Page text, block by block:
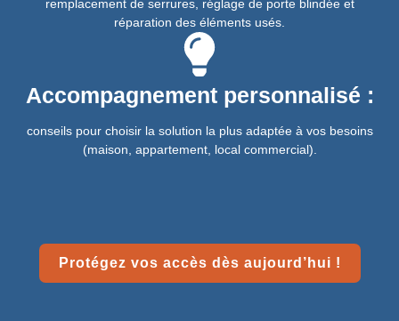
remplacement de serrures, réglage de porte blindée et
réparation des éléments usés.
Accompagnement personnalisé :
conseils pour choisir la solution la plus adaptée à vos besoins
(maison, appartement, local commercial).
Protégez vos accès dès aujourd’hui !